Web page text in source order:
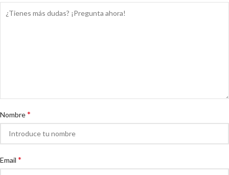
Nombre*
Email *